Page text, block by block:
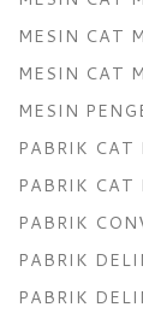
MESIN CAT
MESIN CAT
MESIN
PABRIK CAT
PABRIK CAT
PABRIK
PABRIK
PABRIK